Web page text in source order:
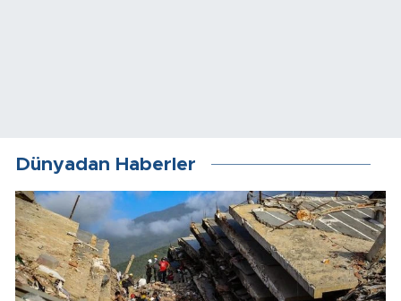
Dünyadan Haberler